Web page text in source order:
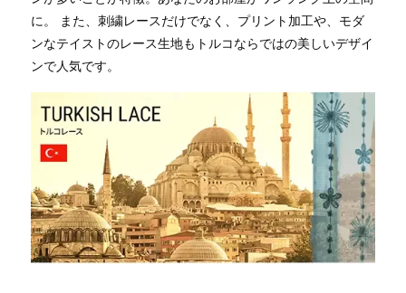
に。 また、刺繍レースだけでなく、プリント加工や、モダ
ンなテイストのレース生地もトルコならではの美しいデザイ
ンで人気です。